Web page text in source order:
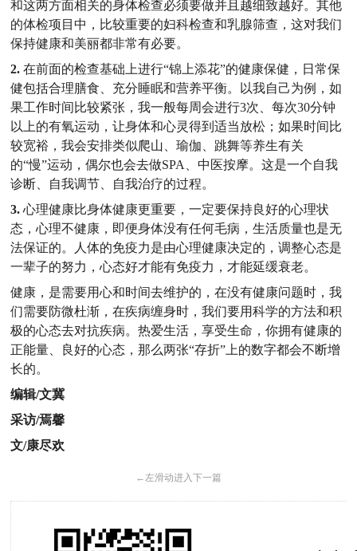
和这两方面相关的身体检查必须要做并且越细致越好。其他
的体检项目中，比较重要的妇科检查和乳腺筛查，这对我们
保持健康和美丽都非常有必要。
2. 在前面的检查基础上进行“锦上添花”的健康保健，日常保
健包括合理膳食、充分睡眠和营养平衡。以我自己为例，如
果工作时间比较紧张，我一般每周会进行3次、每次30分钟
以上的有氧运动，让身体和心灵得到适当放松；如果时间比
较宽裕，我会安排类似爬山、瑜伽、跳舞等养生有关
的“慢”运动，偶尔也会去做SPA、中医按摩。这是一个自我
诊断、自我调节、自我治疗的过程。
3. 心理健康比身体健康更重要，一定要保持良好的心理状
态，心理不健康，即便身体没有任何毛病，生活质量也是无
法保证的。人体的免疫力是由心理健康决定的，调整心态是
一辈子的努力，心态好才能有免疫力，才能延缓衰老。
健康，是需要用心和时间去维护的，在没有健康问题时，我
们需要防微杜渐，在疾病缠身时，我们要用科学的方法和积
极的心态去对抗疾病。热爱生活，享受生命，你拥有健康的
正能量、良好的心态，那么两张“存折”上的数字都会不断增
长的。
编辑/文冀
采访/焉馨
文/康尽欢
←左滑动进入下一篇